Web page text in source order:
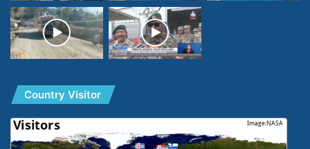
Country Visitor